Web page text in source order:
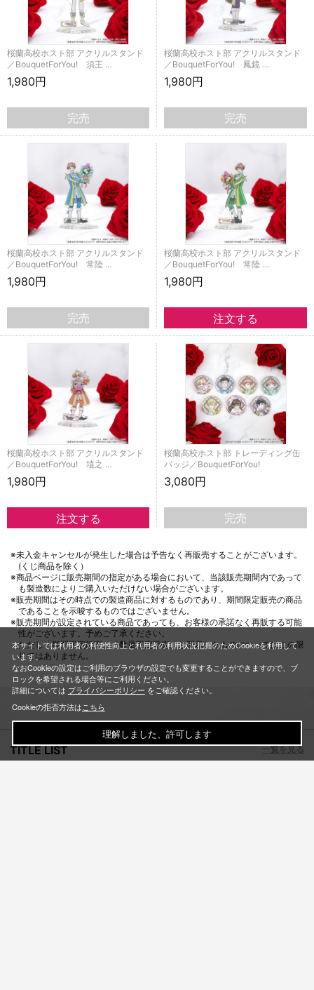
桜蘭高校ホスト部 アクリルスタンド
／BouquetForYou! 須王 …
1,980円
完売
桜蘭高校ホスト部 アクリルスタンド
／BouquetForYou! 鳳鏡 …
1,980円
完売
桜蘭高校ホスト部 アクリルスタンド
／BouquetForYou! 常陸 …
1,980円
完売
桜蘭高校ホスト部 アクリルスタンド
／BouquetForYou! 常陸 …
1,980円
桜蘭高校ホスト部 アクリルスタンド
／BouquetForYou! 埴之 …
1,980円
桜蘭高校ホスト部 トレーディング缶
バッジ／BouquetForYou!
3,080円
完売
※未入金キャンセルが発生した場合は予告なく再販売することがございます。
(くじ商品を除く）
※商品ページに販売期間の指定がある場合において、当該販売期間内であって
も製造数によりご購入いただけない場合がございます。
※販売期間はその時点での製造商品に対するものであり、期間限定販売の商品
であることを示唆するものではございません。
※販売期間が設定されている商品であっても、お客様の承諾なく再販する可能
性がございます。予めご了承ください。
ただし「期間限定販売」「数量限定販売」と明示したものについてはこの限
りではありません。
TITLE LIST 一覧を見る
本サイトでは利用者の利便性向上と利用者の利用状況把握のためCookieを利用して
います。
なおCookieの設定はご利用のブラウザの設定でも変更することができますので、ブ
ロックを希望される場合等にご利用ください。
詳細については プライバシーポリシー をご確認ください。
Cookieの拒否方法はこちら
理解しました、許可します